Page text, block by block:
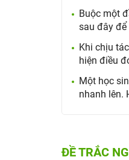
Buộc một
sau đây
Khi chịu
hiện điều
Một học
nhanh lên.
ĐỀ TRẮC